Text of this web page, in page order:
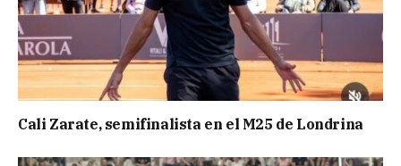
Cali Zarate, semifinalista en el M25 de Londrina